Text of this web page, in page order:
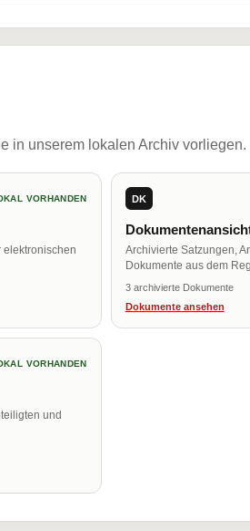
in unserem lokalen Archiv vorliegen.
VORHANDEN
elektronischen
DK
Archivierte Satzungen,
Dokumente aus dem
3 archivierte Dokumente
Dokumente ansehen
VORHANDEN
und